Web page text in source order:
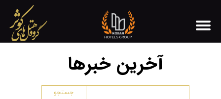
آخرین خبرها
جستجو